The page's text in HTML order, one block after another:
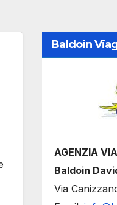
Baldoin
AGENZIA
Baldoin
Via